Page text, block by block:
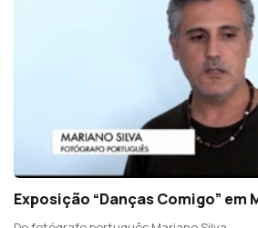
Exposição “Danças Comigo” em